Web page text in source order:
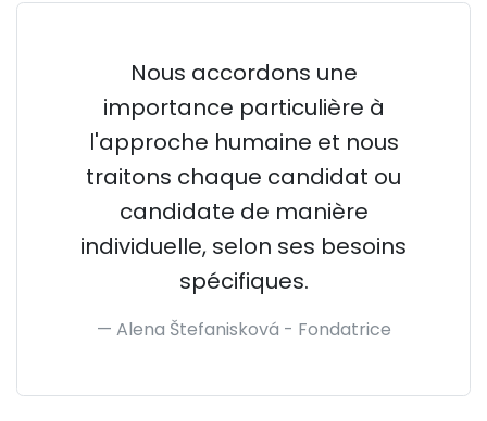
Nous accordons une
importance particulière à
l'approche humaine et nous
traitons chaque candidat ou
candidate de manière
individuelle, selon ses besoins
spécifiques.
Alena Štefanisková - Fondatrice